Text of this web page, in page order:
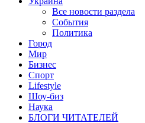
Все новости раздела
События
Политика
Город
Мир
Бизнес
Спорт
Lifestyle
Шоу-биз
Наука
БЛОГИ ЧИТАТЕЛЕЙ